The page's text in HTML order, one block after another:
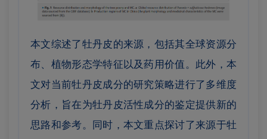
本文综述了牡丹皮的来源，包括其全球资源分
布、植物形态学特征以及药用价值。此外，本
文对当前牡丹皮成分的研究策略进行了多维度
分析，旨在为牡丹皮活性成分的鉴定提供新的
思路和参考。
同时，本文重点探讨了来源于牡